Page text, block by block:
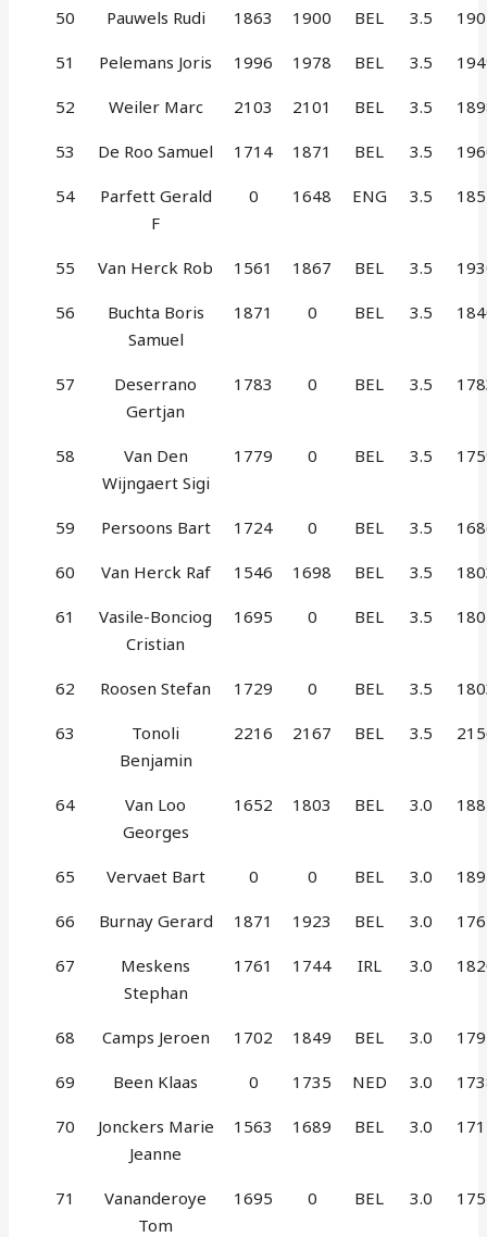
50 Pauwels Rudi 1863 1900 BEL 3.5
51 Pelemans Joris 1996 1978 BEL 3.5
52 Weiler Marc 2103 2101 BEL 3.5
53 De Roo Samuel 1714 1871 BEL 3.5
54
Parfett Gerald
F
0 1648 ENG 3.5
55 Van Herck Rob 1561 1867 BEL 3.5
56
Buchta Boris
Samuel
1871 0 BEL 3.5
57
Deserrano
Gertjan
1783 0 BEL 3.5
58
Van Den
Wijngaert Sigi
1779 0 BEL 3.5
59 Persoons Bart 1724 0 BEL 3.5
60 Van Herck Raf 1546 1698 BEL 3.5
61
Vasile-Bonciog
Cristian
1695 0 BEL 3.5
62 Roosen Stefan 1729 0 BEL 3.5
63
Tonoli
Benjamin
2216 2167 BEL 3.5
64
Van Loo
Georges
1652 1803 BEL 3.0
65 Vervaet Bart 0 0 BEL 3.0
66 Burnay Gerard 1871 1923 BEL 3.0
67
Meskens
Stephan
1761 1744 IRL 3.0
68 Camps Jeroen 1702 1849 BEL 3.0
69 Been Klaas 0 1735 NED 3.0
70
Jonckers Marie
Jeanne
1563 1689 BEL 3.0
71
Vananderoye
Tom
1695 0 BEL 3.0